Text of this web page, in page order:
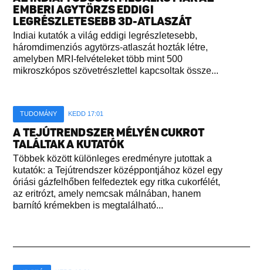
EMBERI AGYTÖRZS EDDIGI
LEGRÉSZLETESEBB 3D-ATLASZÁT
Indiai kutatók a világ eddigi legrészletesebb,
háromdimenziós agytörzs-atlaszát hozták létre,
amelyben MRI-felvételeket több mint 500
mikroszkópos szövetrészlettel kapcsoltak össze...
TUDOMÁNY KEDD 17:01
A TEJÚTRENDSZER MÉLYÉN CUKROT
TALÁLTAK A KUTATÓK
Többek között különleges eredményre jutottak a
kutatók: a Tejútrendszer középpontjához közel egy
óriási gázfelhőben felfedeztek egy ritka cukorfélét,
az eritrózt, amely nemcsak málnában, hanem
barnító krémekben is megtalálható...